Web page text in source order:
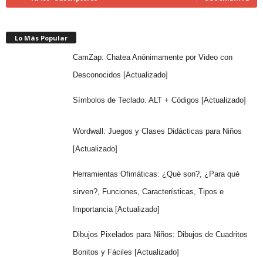
Lo Más Popular
CamZap: Chatea Anónimamente por Video con
Desconocidos [Actualizado]
Símbolos de Teclado: ALT + Códigos [Actualizado]
Wordwall: Juegos y Clases Didácticas para Niños
[Actualizado]
Herramientas Ofimáticas: ¿Qué son?, ¿Para qué
sirven?, Funciones, Características, Tipos e
Importancia [Actualizado]
Dibujos Pixelados para Niños: Dibujos de Cuadritos
Bonitos y Fáciles [Actualizado]